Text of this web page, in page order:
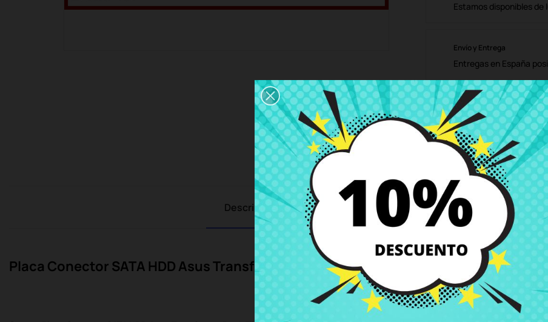
Estamos disponibles de
Envío y Entrega
Entregas en España
Política de Devolución
Puedes devolver todos
Descripción Detalles del producto Grados
Placa Conector SATA HDD Asus Transformer Book Flip TP550L TP550LA TP550LD